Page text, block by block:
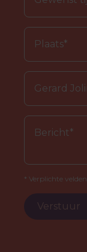
* Verplichte velden.
Verstuur